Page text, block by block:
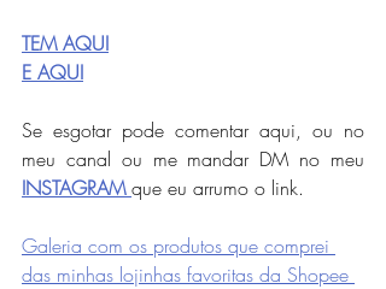
TEM AQUI
E AQUI
Se esgotar pode comentar aqui, ou no
INSTAGRAM que eu arrumo o link.
Galeria com os produtos que comprei
das minhas lojinhas favoritas da Shopee